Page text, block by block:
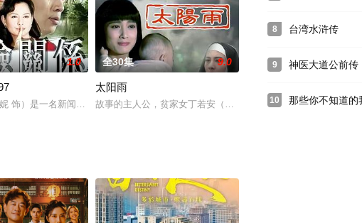
程，贫穷的家境，加上拥有一个20岁，但
宝龄制作执导，李麗華、李慧慧、司馬玉嬌、張冰玉、田文仲、胡鈞、張鵬、孫
1.0
饰）是一名新闻记者，她的丈夫杜德民（欧阳龙 饰）则在广告公司里担任创意总监的
全30集 9.0
太阳雨
故事的主人公，贫家女丁若安（林以真 饰），面临着生活的压
8 台湾水浒传
9 神医大道公前传
10 那些你不知道的